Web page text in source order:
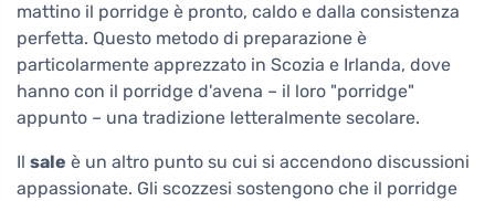
mattino il porridge è pronto, caldo e dalla consistenza
perfetta. Questo metodo di preparazione è
particolarmente apprezzato in Scozia e Irlanda, dove
hanno con il porridge d'avena – il loro "porridge"
appunto – una tradizione letteralmente secolare.
Il sale è un altro punto su cui si accendono discussioni
appassionate. Gli scozzesi sostengono che il porridge